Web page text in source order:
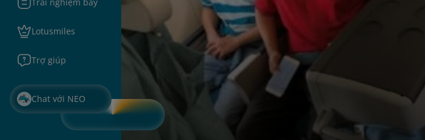
Lotusmiles
Trợ giúp
Chat với NEO